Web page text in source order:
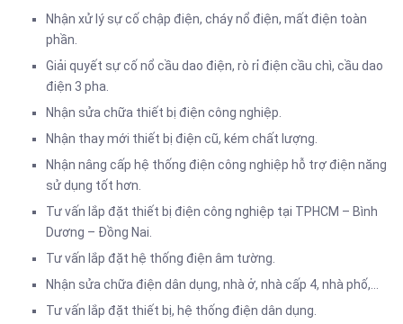
Nhận xử lý sự cố chập điện, cháy nổ điện, mất điện toàn
phần.
Giải quyết sự cố nổ cầu dao điện, rò rỉ điện cầu chì, cầu dao
điện 3 pha.
Nhận sửa chữa thiết bị điện công nghiệp.
Nhận thay mới thiết bị điện cũ, kém chất lượng.
Nhận nâng cấp hệ thống điện công nghiệp hỗ trợ điện năng
sử dụng tốt hơn.
Tư vấn lắp đặt thiết bị điện công nghiệp tại TPHCM – Bình
Dương – Đồng Nai.
Tư vấn lắp đặt hệ thống điện âm tường.
Nhận sửa chữa điện dân dụng, nhà ở, nhà cấp 4, nhà phố,…
Tư vấn lắp đặt thiết bị, hệ thống điện dân dụng.